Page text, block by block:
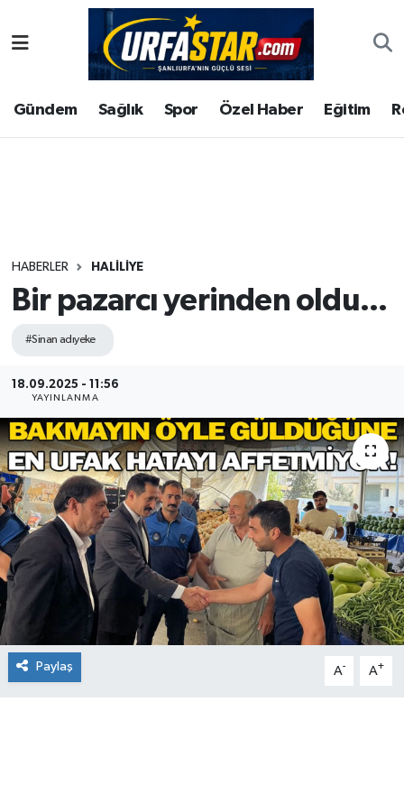
Gündem Sağlık Spor Özel Haber Eğitim
HABERLER HALİLİYE
Bir pazarcı yerinden oldu...
#Sinan adıyeke
18.09.2025 - 11:56
YAYINLANMA
Paylaş A- A+
ASAYİS
ÇEVRE
Gündem
Kültür
Magazin
Şanlıurfa Nöbetçi Eczaneler
Şanlıurfa Hava Durumu
Tüm Manşetler
Son Dakika Haberleri
Haber Arşivi